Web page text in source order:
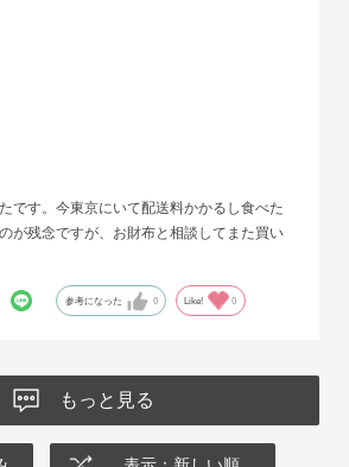
です。今東京にいて配送料かかるし食べた
が残念ですが、お財布と相談してまた買い
参考になった 0 Like! 0
もっと見る